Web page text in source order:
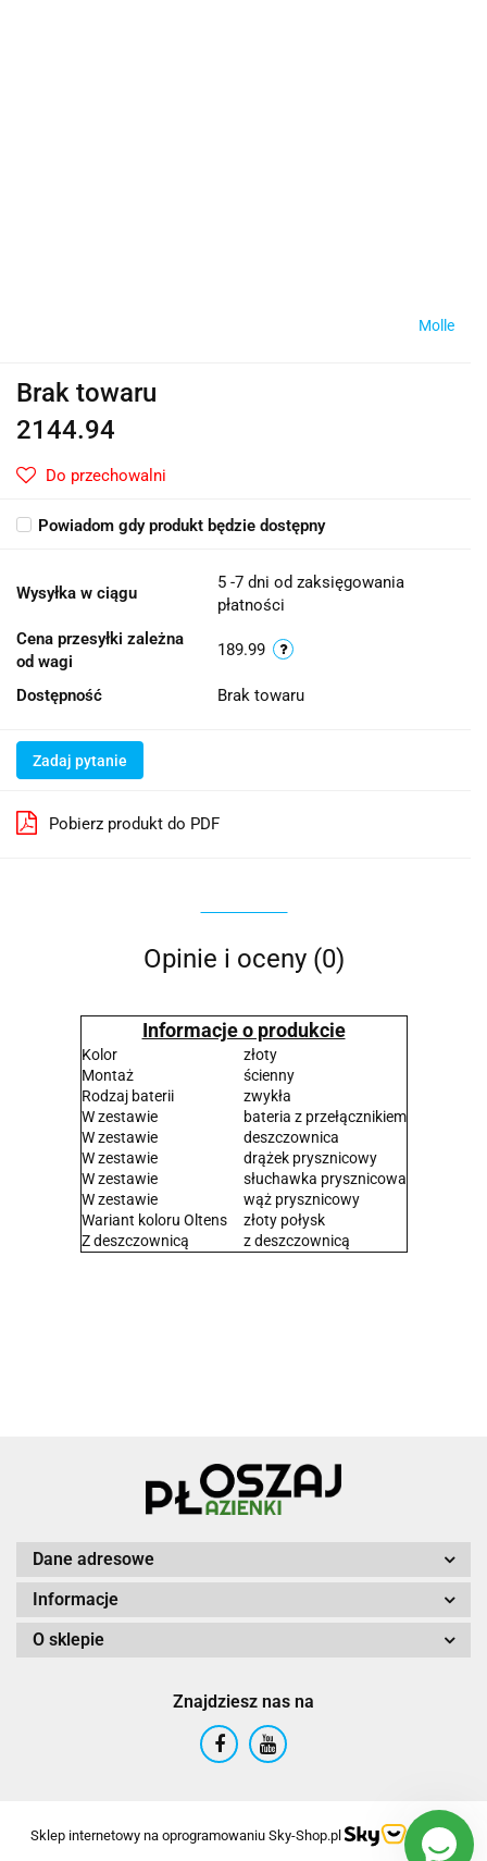
Molle
Brak towaru
2144.94
Do przechowalni
Powiadom gdy produkt będzie dostępny
Wysyłka w ciągu
5 -7 dni od zaksięgowania
płatności
Cena przesyłki zależna
od wagi
189.99
Dostępność Brak towaru
Zadaj pytanie
Pobierz produkt do PDF
Opinie i oceny (0)
Informacje o produkcie
Kolor
złoty
Montaż
ścienny
Rodzaj baterii
zwykła
W zestawie
bateria z przełącznikiem
W zestawie
deszczownica
W zestawie
drążek prysznicowy
W zestawie
słuchawka prysznicowa
W zestawie
wąż prysznicowy
Wariant koloru Oltens
złoty połysk
Z deszczownicą
z deszczownicą
Dane adresowe
Informacje
O sklepie
Znajdziesz nas na
Sklep internetowy na oprogramowaniu Sky-Shop.pl